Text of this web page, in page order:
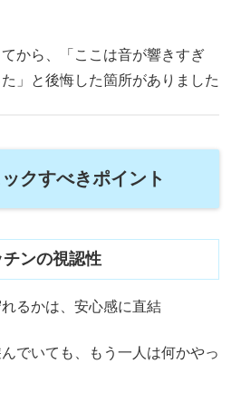
から、「ここは音が響きすぎ
」と後悔した箇所がありました
クすべきポイント
ンの視認性
るかは、安心感に直結
でいても、もう一人は何かやっ